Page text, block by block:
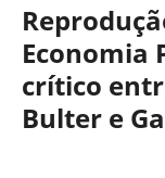
Economia
crítico
Bulter e